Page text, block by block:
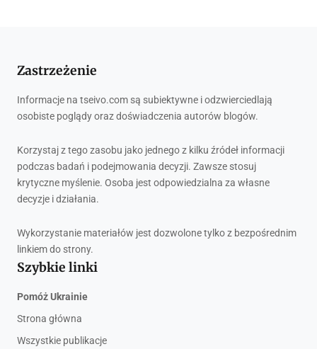
Zastrzeżenie
Informacje na tseivo.com są subiektywne i odzwierciedlają
osobiste poglądy oraz doświadczenia autorów blogów.
Korzystaj z tego zasobu jako jednego z kilku źródeł informacji
podczas badań i podejmowania decyzji. Zawsze stosuj
krytyczne myślenie. Osoba jest odpowiedzialna za własne
decyzje i działania.
Wykorzystanie materiałów jest dozwolone tylko z bezpośrednim
linkiem do strony.
Szybkie linki
Pomóż Ukrainie
Strona główna
Wszystkie publikacje